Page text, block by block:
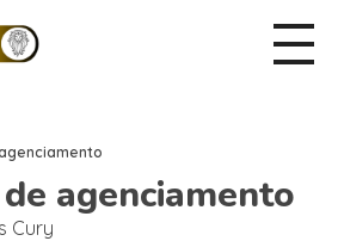
agenciamento
Cury